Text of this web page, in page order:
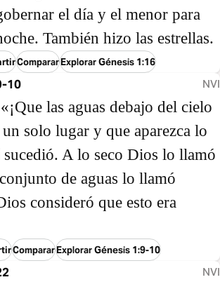
el día y el menor para
También hizo las estrellas.
CompararExplorar Génesis 1:16
10 NVI
las aguas debajo del cielo
un solo lugar y que aparezca lo
sucedió. A lo seco Dios lo llamó
de aguas lo llamó
consideró que esto era
CompararExplorar Génesis 1:9-10
NVI